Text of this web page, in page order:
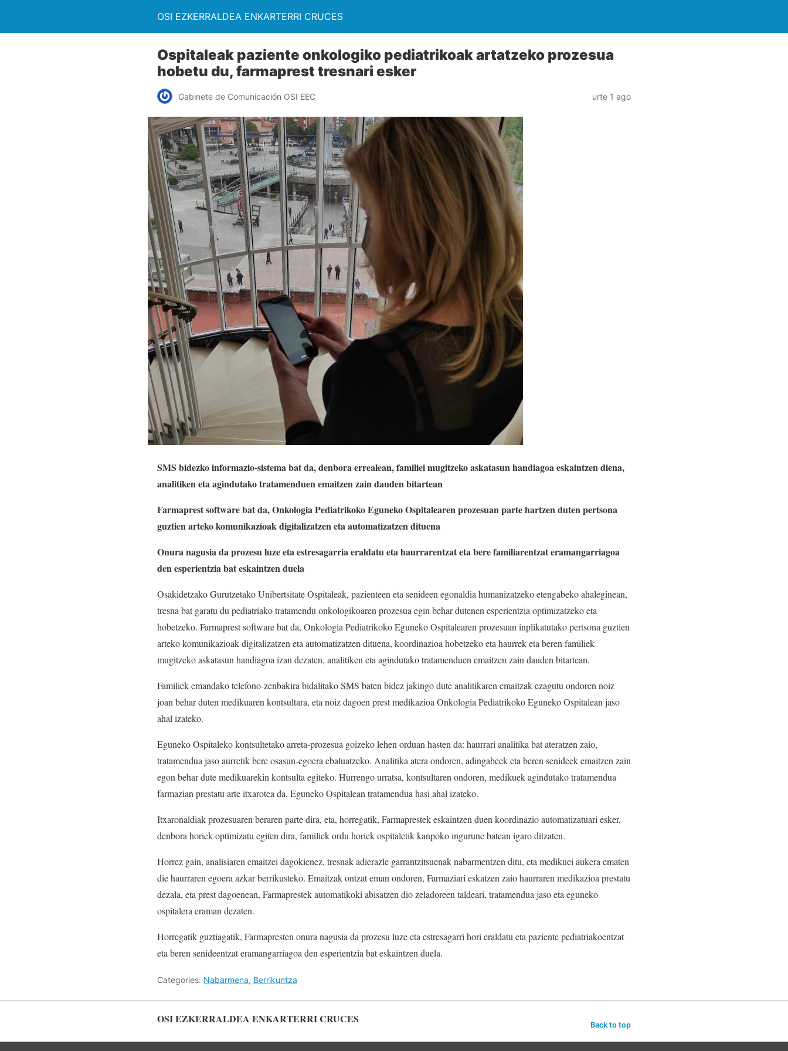
OSI EZKERRALDEA ENKARTERRI CRUCES
Ospitaleak paziente onkologiko pediatrikoak artatzeko prozesua
hobetu du, farmaprest tresnari esker
Gabinete de Comunicación OSI EEC urte 1 ago
SMS bidezko informazio-sistema bat da, denbora errealean, familiei mugitzeko askatasun handiagoa eskaintzen diena,
analitiken eta agindutako tratamenduen emaitzen zain dauden bitartean
Farmaprest software bat da, Onkologia Pediatrikoko Eguneko Ospitalearen prozesuan parte hartzen duten pertsona
guztien arteko komunikazioak digitalizatzen eta automatizatzen dituena
Onura nagusia da prozesu luze eta estresagarria eraldatu eta haurrarentzat eta bere familiarentzat eramangarriagoa
den esperientzia bat eskaintzen duela
Osakidetzako Gurutzetako Unibertsitate Ospitaleak, pazienteen eta senideen egonaldia humanizatzeko etengabeko ahaleginean,
tresna bat garatu du pediatriako tratamendu onkologikoaren prozesua egin behar dutenen esperientzia optimizatzeko eta
hobetzeko. Farmaprest software bat da, Onkologia Pediatrikoko Eguneko Ospitalearen prozesuan inplikatutako pertsona guztien
arteko komunikazioak digitalizatzen eta automatizatzen dituena, koordinazioa hobetzeko eta haurrek eta beren familiek
mugitzeko askatasun handiagoa izan dezaten, analitiken eta agindutako tratamenduen emaitzen zain dauden bitartean.
Familiek emandako telefono-zenbakira bidalitako SMS baten bidez jakingo dute analitikaren emaitzak ezagutu ondoren noiz
joan behar duten medikuaren kontsultara, eta noiz dagoen prest medikazioa Onkologia Pediatrikoko Eguneko Ospitalean jaso
ahal izateko.
Eguneko Ospitaleko kontsultetako arreta-prozesua goizeko lehen orduan hasten da: haurrari analitika bat ateratzen zaio,
tratamendua jaso aurretik bere osasun-egoera ebaluatzeko. Analitika atera ondoren, adingabeek eta beren senideek emaitzen zain
egon behar dute medikuarekin kontsulta egiteko. Hurrengo urratsa, kontsultaren ondoren, medikuek agindutako tratamendua
farmazian prestatu arte itxarotea da, Eguneko Ospitalean tratamendua hasi ahal izateko.
Itxaronaldiak prozesuaren beraren parte dira, eta, horregatik, Farmaprestek eskaintzen duen koordinazio automatizatuari esker,
denbora horiek optimizatu egiten dira, familiek ordu horiek ospitaletik kanpoko ingurune batean igaro ditzaten.
Horrez gain, analisiaren emaitzei dagokienez, tresnak adierazle garrantzitsuenak nabarmentzen ditu, eta medikuei aukera ematen
die haurraren egoera azkar berrikusteko. Emaitzak ontzat eman ondoren, Farmaziari eskatzen zaio haurraren medikazioa prestatu
dezala, eta prest dagoenean, Farmaprestek automatikoki abisatzen dio zeladoreen taldeari, tratamendua jaso eta eguneko
ospitalera eraman dezaten.
Horregatik guztiagatik, Farmapresten onura nagusia da prozesu luze eta estresagarri hori eraldatu eta paziente pediatriakoentzat
eta beren senideentzat eramangarriagoa den esperientzia bat eskaintzen duela.
Categories: Nabarmena, Berrikuntza
OSI EZKERRALDEA ENKARTERRI CRUCES Back to top